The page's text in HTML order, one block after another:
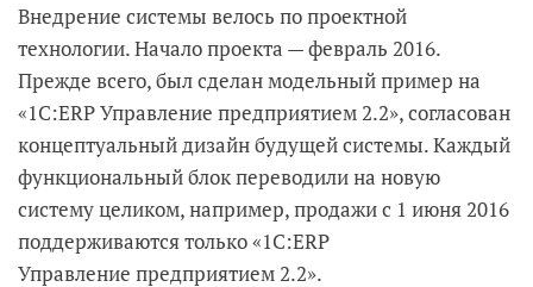
Внедрение системы велось по проектной
технологии. Начало проекта — февраль 2016.
Прежде всего, был сделан модельный пример на
«1С:ERP Управление предприятием 2.2», согласован
концептуальный дизайн будущей системы. Каждый
функциональный блок переводили на новую
систему целиком, например, продажи с 1 июня 2016
поддерживаются только «1С:ERP
Управление предприятием 2.2».